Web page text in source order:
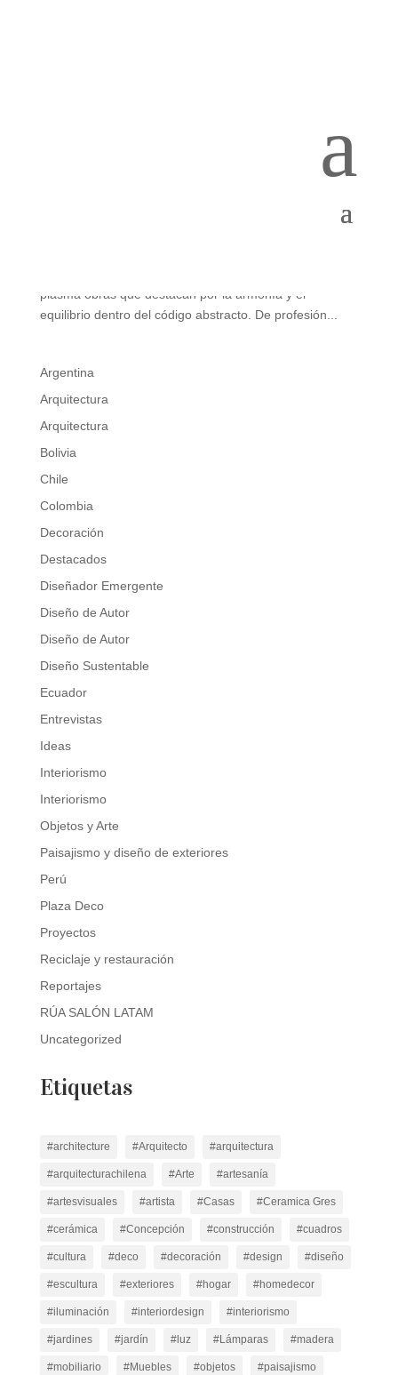
a
plasma obras que destacan por la armonía y el
equilibrio dentro del código abstracto. De profesión...
Argentina
Arquitectura
Arquitectura
Bolivia
Chile
Colombia
Decoración
Destacados
Diseñador Emergente
Diseño de Autor
Diseño de Autor
Diseño Sustentable
Ecuador
Entrevistas
Ideas
Interiorismo
Interiorismo
Objetos y Arte
Paisajismo y diseño de exteriores
Perú
Plaza Deco
Proyectos
Reciclaje y restauración
Reportajes
RÚA SALÓN LATAM
Uncategorized
Etiquetas
#architecture #Arquitecto #arquitectura
#arquitecturachilena #Arte #artesanía
#artesvisuales #artista #Casas #Ceramica Gres
#cerámica #Concepción #construcción #cuadros
#cultura #deco #decoración #design #diseño
#escultura #exteriores #hogar #homedecor
#iluminación #interiordesign #interiorismo
#jardines #jardín #luz #Lámparas #madera
#mobiliario #Muebles #objetos #paisajismo